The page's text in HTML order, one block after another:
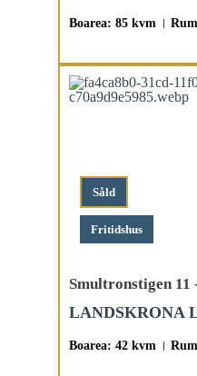
Boarea: 85 kvm
Såld
Fritidshus
Smultronstigen 11
LANDSKRONA
Boarea: 42 kvm